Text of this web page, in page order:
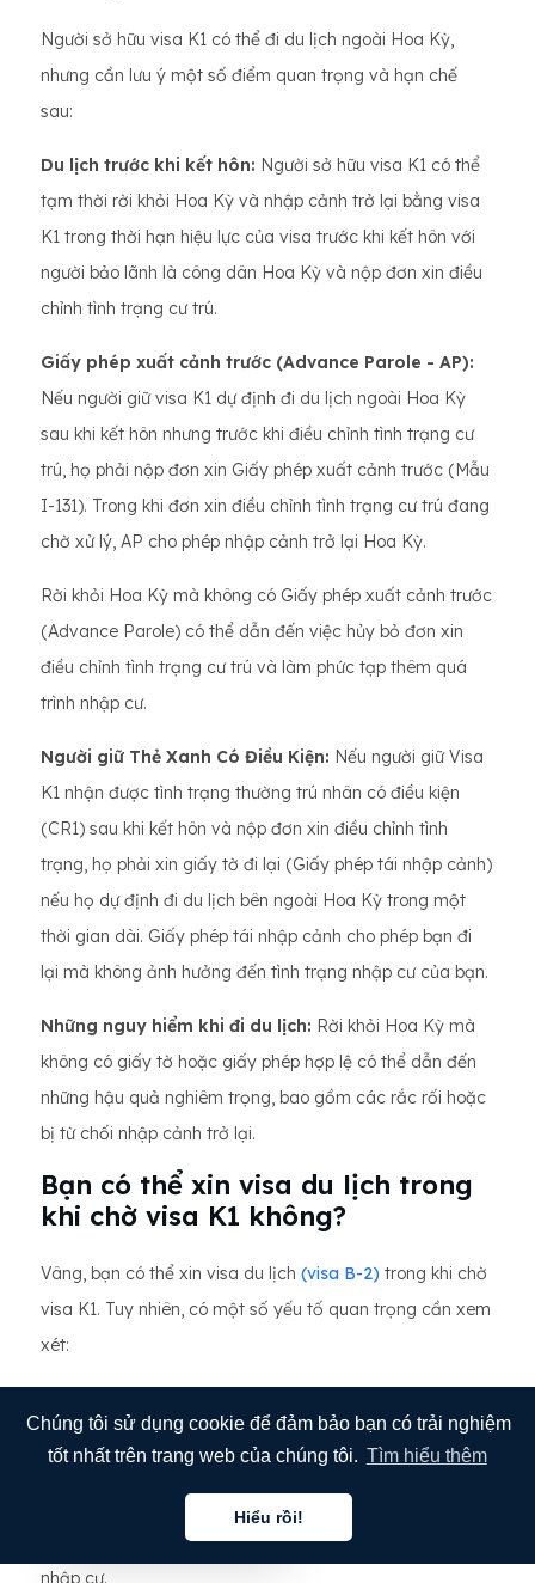
Chúng tôi sử dụng cookie để đảm bảo bạn có trải nghiệm
tốt nhất trên trang web của chúng tôi. Tìm hiểu thêm
Hiểu rồi!
Người sở hữu visa K1 có thể đi du lịch ngoài Hoa Kỳ,
nhưng cần lưu ý một số điểm quan trọng và hạn chế
sau:
Du lịch trước khi kết hôn: Người sở hữu visa K1 có thể
tạm thời rời khỏi Hoa Kỳ và nhập cảnh trở lại bằng visa
K1 trong thời hạn hiệu lực của visa trước khi kết hôn với
người bảo lãnh là công dân Hoa Kỳ và nộp đơn xin điều
chỉnh tình trạng cư trú.
Giấy phép xuất cảnh trước (Advance Parole - AP):
Nếu người giữ visa K1 dự định đi du lịch ngoài Hoa Kỳ
sau khi kết hôn nhưng trước khi điều chỉnh tình trạng cư
trú, họ phải nộp đơn xin Giấy phép xuất cảnh trước (Mẫu
I-131). Trong khi đơn xin điều chỉnh tình trạng cư trú đang
chờ xử lý, AP cho phép nhập cảnh trở lại Hoa Kỳ.
Rời khỏi Hoa Kỳ mà không có Giấy phép xuất cảnh trước
(Advance Parole) có thể dẫn đến việc hủy bỏ đơn xin
điều chỉnh tình trạng cư trú và làm phức tạp thêm quá
trình nhập cư.
Người giữ Thẻ Xanh Có Điều Kiện: Nếu người giữ Visa
K1 nhận được tình trạng thường trú nhân có điều kiện
(CR1) sau khi kết hôn và nộp đơn xin điều chỉnh tình
trạng, họ phải xin giấy tờ đi lại (Giấy phép tái nhập cảnh)
nếu họ dự định đi du lịch bên ngoài Hoa Kỳ trong một
thời gian dài. Giấy phép tái nhập cảnh cho phép bạn đi
lại mà không ảnh hưởng đến tình trạng nhập cư của bạn.
Những nguy hiểm khi đi du lịch: Rời khỏi Hoa Kỳ mà
không có giấy tờ hoặc giấy phép hợp lệ có thể dẫn đến
những hậu quả nghiêm trọng, bao gồm các rắc rối hoặc
bị từ chối nhập cảnh trở lại.
Bạn có thể xin visa du lịch trong
khi chờ visa K1 không?
Vâng, bạn có thể xin visa du lịch (visa B-2) trong khi chờ
visa K1. Tuy nhiên, có một số yếu tố quan trọng cần xem
xét:
chứng minh mục đích không nhập cư, nghĩa là họ dự định
đến thăm tạm thời và không có ý định nhập cư. Việc
đồng thời có đơn xin visa K1 đang chờ xử lý có thể gây
lo ngại về ý định kép, vì visa K1 thể hiện ý định kết hôn và
nhập cư.
Tiếng việt